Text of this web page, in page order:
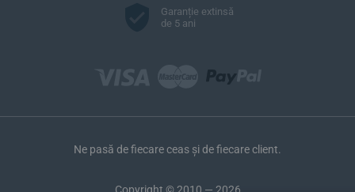
Garanție extinsă
de 5 ani
Ne pasă de fiecare ceas și de fiecare client.